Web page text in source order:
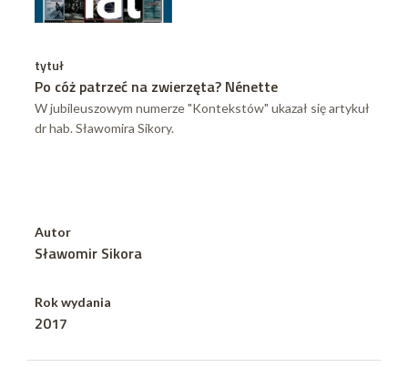
tytuł
Po cóż patrzeć na zwierzęta? Nénette
W jubileuszowym numerze "Kontekstów" ukazał się artykuł
dr hab. Sławomira Sikory.
Autor
Sławomir Sikora
Rok wydania
2017